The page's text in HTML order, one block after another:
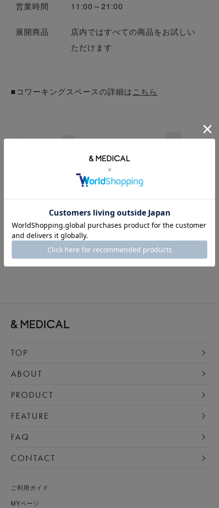
営業時間 11:00～21:00
展開商品
店内ではすべての商品をお試しい
ただけます
■コワーキングスペースの詳細はこちら
TOP
ABOUT
PRODUCT
FEATURE
FAQ
CONTACT
ご利用ガイド
MYページ